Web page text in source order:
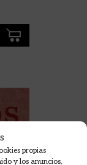
propias
y los anuncios,